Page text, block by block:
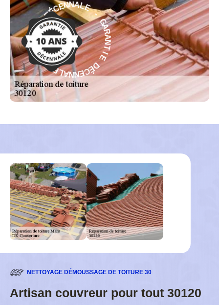
G
A
R
A
N
T
E
D
É
C
E
NNALE - GA
R
A
N
T
I
E
D
É
C
E
N
N
A
L
E
-
NETTOYAGE DÉMOUSSAGE DE TOITURE 30
Artisan couvreur pour tout 30120